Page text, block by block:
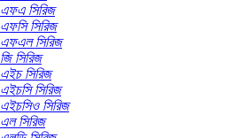
এফএ সিরিজ
এফসি সিরিজ
এফএল সিরিজ
জি সিরিজ
এইচ সিরিজ
এইচসি সিরিজ
এইচসিও সিরিজ
এল সিরিজ